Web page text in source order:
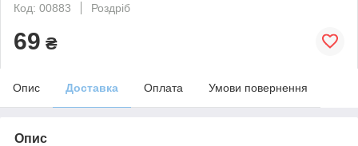
Код: 00883
Роздріб
69 ₴
Опис Доставка Оплата Умови повернення
Опис